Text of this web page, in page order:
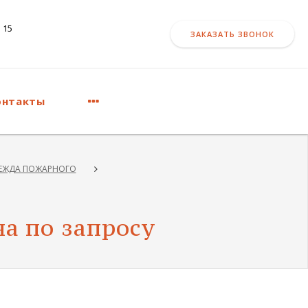
ЗАКАЗАТЬ ЗВОНОК
ПОЖАРНОГО
по запросу